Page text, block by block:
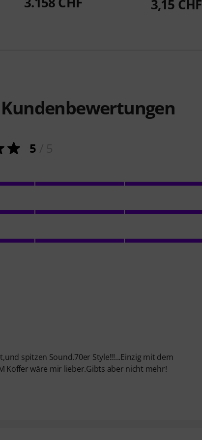
3,15 CHF
5
spitzen Sound.70er Style!!!...Einzig mit dem
Koffer wäre mir lieber.Gibts aber nicht mehr!